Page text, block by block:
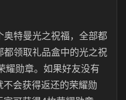
特曼光之祝福，全部都
领取礼品盒中的光之祝
耀勋章。如果好友没有
会获得返还的荣耀勋